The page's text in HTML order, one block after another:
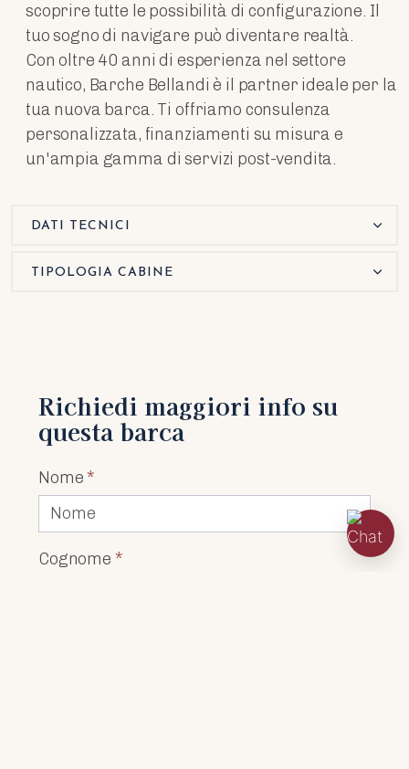
scoprire tutte le possibilità di configurazione. Il
tuo sogno di navigare può diventare realtà.
Con oltre 40 anni di esperienza nel settore
nautico, Barche Bellandi è il partner ideale per la
tua nuova barca. Ti offriamo consulenza
personalizzata, finanziamenti su misura e
un'ampia gamma di servizi post-vendita.
DATI TECNICI
TIPOLOGIA CABINE
Richiedi maggiori info su
questa barca
Nome*
Cognome *